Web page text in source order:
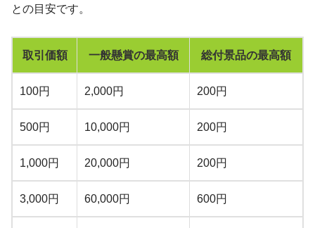
との目安です。
取引価額 一般懸賞の最高額 総付景品の最高額
100円 2,000円 200円
500円 10,000円 200円
1,000円 20,000円 200円
3,000円 60,000円 600円